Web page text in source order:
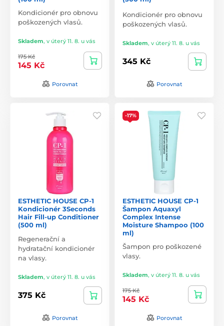
Kondicionér pro obnovu
poškozených vlasů.
Skladem, v úterý 11. 8. u vás
175 Kč
145 Kč
Porovnat
Kondicionér pro obnovu
poškozených vlasů.
Skladem, v úterý 11. 8. u vás
345 Kč
Porovnat
ESTHETIC HOUSE CP-1
Kondicionér 3Seconds
Hair Fill-up Conditioner
(500 ml)
Regenerační a
hydratační kondicionér
na vlasy.
Skladem, v úterý 11. 8. u vás
375 Kč
Porovnat
-17%
ESTHETIC HOUSE CP-1
Šampon Aquaxyl
Complex Intense
Moisture Shampoo (100
ml)
Šampon pro poškozené
vlasy.
Skladem, v úterý 11. 8. u vás
175 Kč
145 Kč
Porovnat